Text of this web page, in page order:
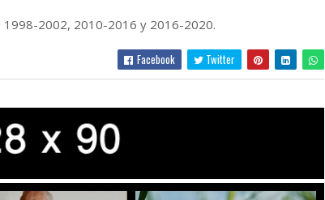
1998-2002, 2010-2016 y 2016-2020.
Facebook Twitter